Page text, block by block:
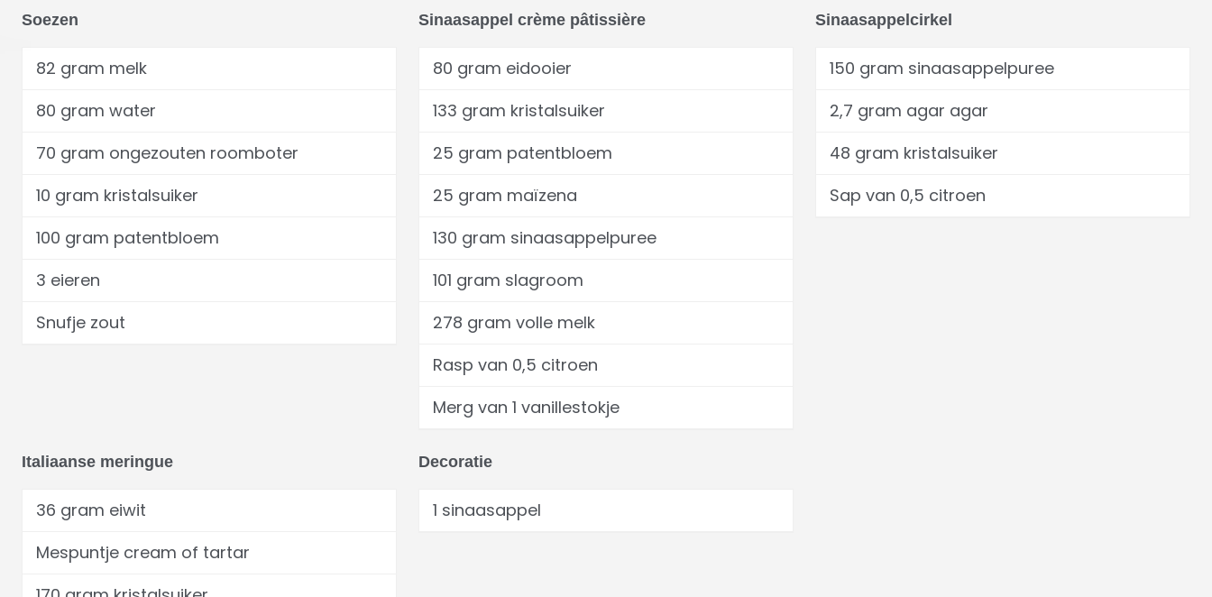
Soezen
82 gram melk
80 gram water
70 gram ongezouten roomboter
10 gram kristalsuiker
100 gram patentbloem
3 eieren
Snufje zout
Sinaasappel crème pâtissière
80 gram eidooier
133 gram kristalsuiker
25 gram patentbloem
25 gram maïzena
130 gram sinaasappelpuree
101 gram slagroom
278 gram volle melk
Rasp van 0,5 citroen
Merg van 1 vanillestokje
Sinaasappelcirkel
150 gram sinaasappelpuree
2,7 gram agar agar
48 gram kristalsuiker
Sap van 0,5 citroen
Italiaanse meringue
36 gram eiwit
Mespuntje cream of tartar
Decoratie
1 sinaasappel